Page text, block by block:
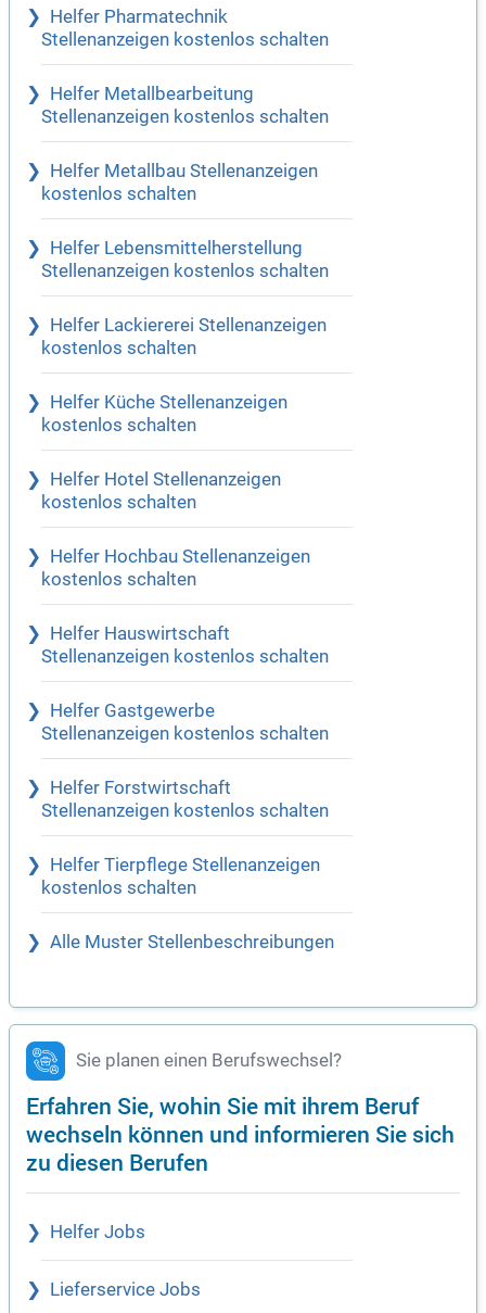
Helfer Pharmatechnik
Stellenanzeigen kostenlos schalten
Helfer Metallbearbeitung
Stellenanzeigen kostenlos schalten
Helfer Metallbau Stellenanzeigen
kostenlos schalten
Helfer Lebensmittelherstellung
Stellenanzeigen kostenlos schalten
Helfer Lackiererei Stellenanzeigen
kostenlos schalten
Helfer Küche Stellenanzeigen
kostenlos schalten
Helfer Hotel Stellenanzeigen
kostenlos schalten
Helfer Hochbau Stellenanzeigen
kostenlos schalten
Helfer Hauswirtschaft
Stellenanzeigen kostenlos schalten
Helfer Gastgewerbe
Stellenanzeigen kostenlos schalten
Helfer Forstwirtschaft
Stellenanzeigen kostenlos schalten
Helfer Tierpflege Stellenanzeigen
kostenlos schalten
Alle Muster Stellenbeschreibungen
Sie planen einen Berufswechsel?
Erfahren Sie, wohin Sie mit ihrem Beruf
wechseln können und informieren Sie sich
zu diesen Berufen
Helfer Jobs
Lieferservice Jobs